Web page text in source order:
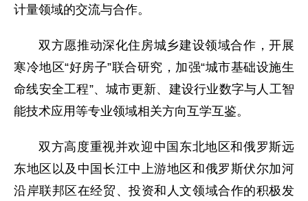
计量领域的交流与合作。
双方愿推动深化住房城乡建设领域合作，开展
寒冷地区“好房子”联合研究，加强“城市基础设施生
命线安全工程”、城市更新、建设行业数字与人工智
能技术应用等专业领域相关方向互学互鉴。
双方高度重视并欢迎中国东北地区和俄罗斯远
东地区以及中国长江中上游地区和俄罗斯伏尔加河
沿岸联邦区在经贸、投资和人文领域合作的积极发